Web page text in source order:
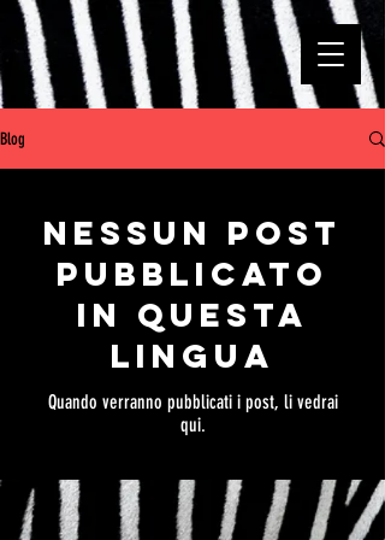
Blog
Nessun post
pubblicato
in questa
lingua
Quando verranno pubblicati i post, li vedrai
qui.